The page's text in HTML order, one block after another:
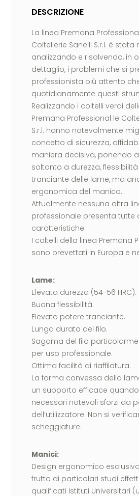
DESCRIZIONE
La linea Premana
Coltellerie Sanelli S.r.l. è stata
analizzando e risolvendo, in
dettaglio, i problemi che si
professionista più attento
quotidianamente questi
Realizzando i coltelli verdi
Premana Professional le
S.r.l. hanno notevolmente
concetto di sicurezza,
maniera decisiva, ponendo
soltanto a durezza,
tranciante delle lame, ma
ergonomica del manico.
Attualmente nessuna altra
professionale presenta tutte
caratteristiche.
I coltelli della linea Premana
sono brevettati in Europa e
Lame:
Elevata durezza (54-56 HRC).
Buona flessibilità.
Elevato potere tranciante.
Lunga durata del filo.
Sagoma del filo
per uso professionale.
Ottima facilità di riaffilatura.
La forma convessa della
un supporto efficace
necessari notevoli sforzi da
dell’utilizzatore. Non si
scheggiature.
Manici:
Design ergonomico
frutto di particolari studi
qualificati Istituti Universitari